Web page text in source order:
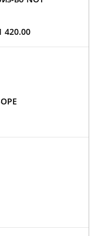
420.00